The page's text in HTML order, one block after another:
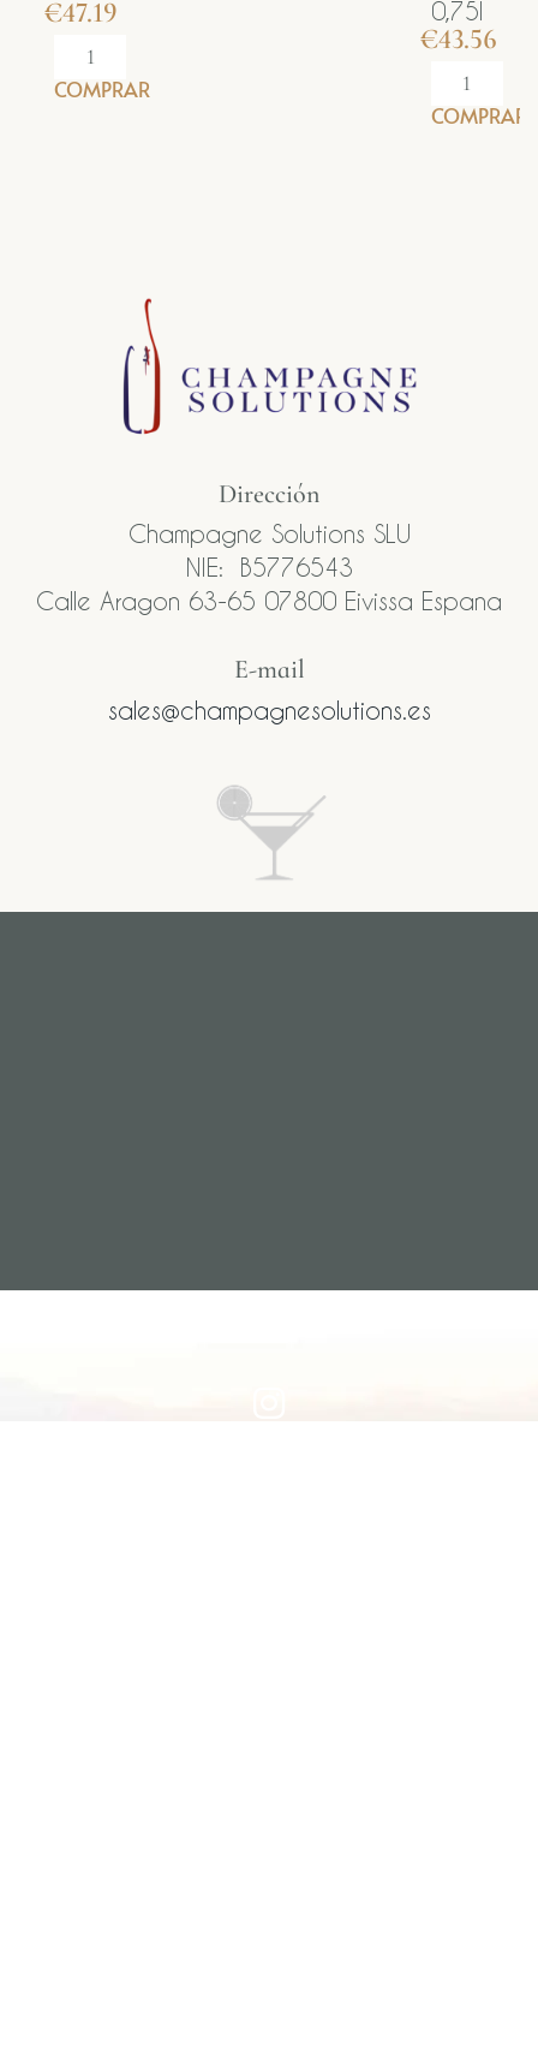
47.19
COMPRAR
0,75l
43.56
COMPRAR
Dirección
Champagne Solutions SLU
NIE: B5776543
Calle Aragon 63-65 07800 Eivissa Espana
E-mail​
sales@champagnesolutions.es